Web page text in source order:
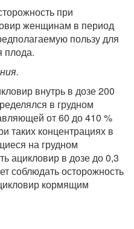
при
женщинам в период
пользу для
плода.
внутрь в дозе 200
в грудном
от 60 до 410 %
таких концентрациях в
на грудном
ацикловир в дозе до 0,3
соблюдать осторожность
кормящим